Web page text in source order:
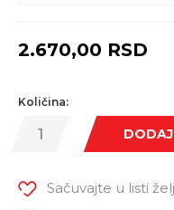
2.670,00 RSD
Količina:
Sačuvajte u listi